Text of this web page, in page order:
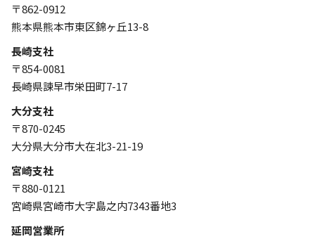
〒862-0912
熊本県熊本市東区錦ヶ丘13-8
長崎支社
〒854-0081
長崎県諫早市栄田町7-17
大分支社
〒870-0245
大分県大分市大在北3-21-19
宮崎支社
〒880-0121
宮崎県宮崎市大字島之内7343番地3
延岡営業所